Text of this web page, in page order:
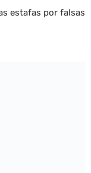
estafas por falsas